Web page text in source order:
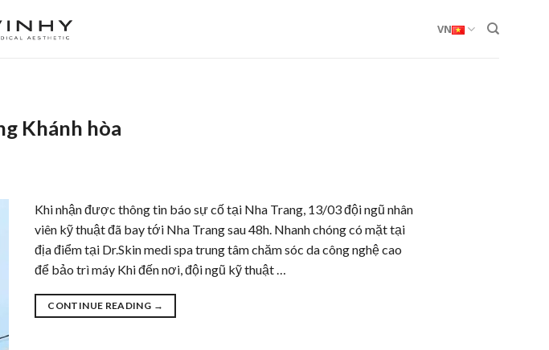
VN
Khánh hòa
Khi nhận được thông tin báo sự cố tại Nha Trang, 13/03 đội ngũ nhân
viên kỹ thuật đã bay tới Nha Trang sau 48h. Nhanh chóng có mặt tại
địa điểm tại Dr.Skin medi spa trung tâm chăm sóc da công nghệ cao
để bảo trì máy Khi đến nơi, đội ngũ kỹ thuật …
CONTINUE READING →